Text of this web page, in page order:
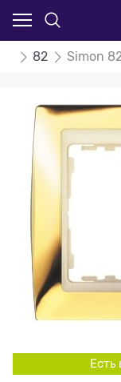
82 Simon
Есть